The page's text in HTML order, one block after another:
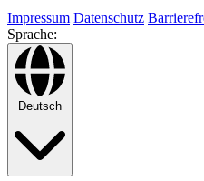
Impressum Datenschutz
Sprache:
Deutsch